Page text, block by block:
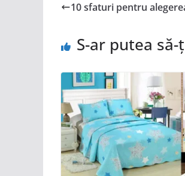
10 sfaturi pentru
S-ar putea